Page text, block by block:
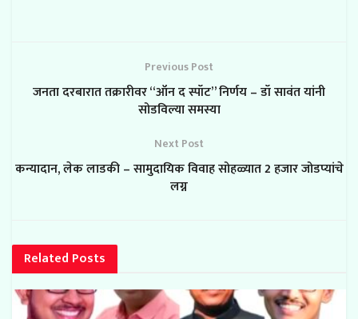
Previous Post
जनता दरबारात तक्रारीवर “ऑन द स्पॉट” निर्णय – डॉ सावंत यांनी
सोडविल्या समस्या
Next Post
कन्यादान, लेक लाडकी – सामुदायिक विवाह सोहळ्यात 2 हजार जोडप्यांचे
लग्न
Related Posts